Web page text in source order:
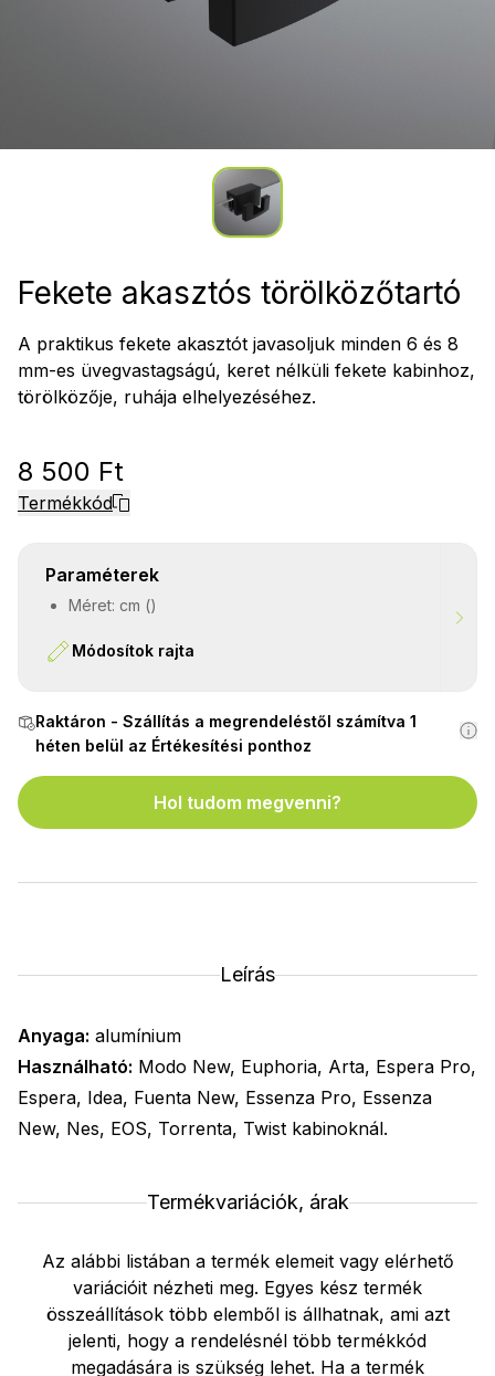
Fekete akasztós törölközőtartó
A praktikus fekete akasztót javasoljuk minden 6 és 8
mm-es üvegvastagságú, keret nélküli fekete kabinhoz,
törölközője, ruhája elhelyezéséhez.
8 500 Ft
Termékkód
Paraméterek
Méret: cm ()
Módosítok rajta
Raktáron - Szállítás a megrendeléstől számítva 1
héten belül az Értékesítési ponthoz
Hol tudom megvenni?
Leírás
Anyaga: alumínium
Használható: Modo New, Euphoria, Arta, Espera Pro,
Espera, Idea, Fuenta New, Essenza Pro, Essenza
New, Nes, EOS, Torrenta, Twist kabinoknál.
Termékvariációk, árak
Az alábbi listában a termék elemeit vagy elérhető
variációit nézheti meg. Egyes kész termék
összeállítások több elemből is állhatnak, ami azt
jelenti, hogy a rendelésnél több termékkód
megadására is szükség lehet. Ha a termék